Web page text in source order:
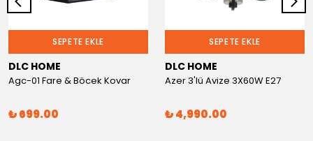
SEPETE EKLE
DLC HOME
Agc-01 Fare & Böcek Kovar
₺ 699.00
SEPETE EKLE
DLC HOME
Azer 3'lü Avize 3X60W E27
₺ 4,990.00